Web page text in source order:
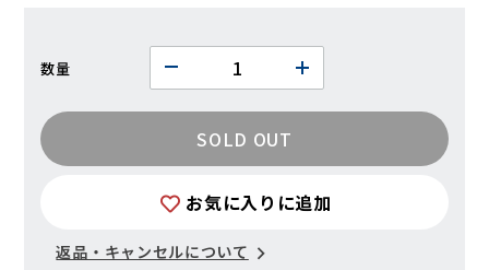
数量
SOLD OUT
お気に入りに追加
返品・キャンセルについて